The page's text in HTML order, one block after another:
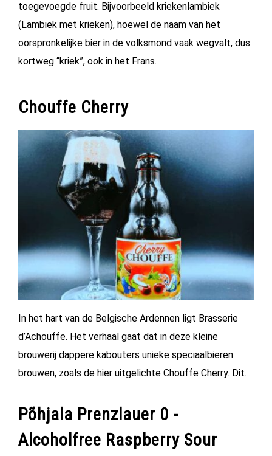
toegevoegde fruit. Bijvoorbeeld kriekenlambiek
(Lambiek met krieken), hoewel de naam van het
oorspronkelijke bier in de volksmond vaak wegvalt, dus
kortweg “kriek”, ook in het Frans.
Chouffe Cherry
In het hart van de Belgische Ardennen ligt Brasserie
d’Achouffe. Het verhaal gaat dat in deze kleine
brouwerij dappere kabouters unieke speciaalbieren
brouwen, zoals de hier uitgelichte Chouffe Cherry. Dit…
Põhjala Prenzlauer 0 -
Alcoholfree Raspberry Sour